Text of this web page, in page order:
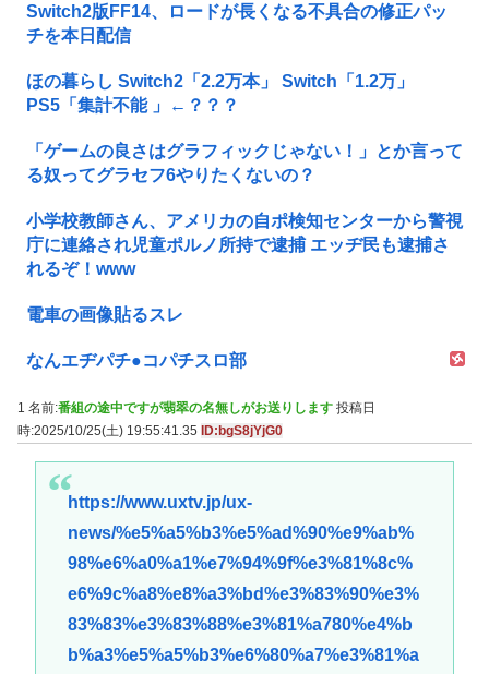
Switch2版FF14、ロードが長くなる不具合の修正パッ
チを本日配信
ほの暮らし Switch2「2.2万本」 Switch「1.2万」
PS5「集計不能 」←？？？
「ゲームの良さはグラフィックじゃない！」とか言って
る奴ってグラセフ6やりたくないの？
小学校教師さん、アメリカの自ポ検知センターから警視
庁に連絡され児童ポルノ所持で逮捕 エッヂ民も逮捕さ
れるぞ！www
電車の画像貼るスレ
なんエヂパチ●コパチスロ部
1 名前:番組の途中ですが翡翠の名無しがお送りします 投稿日
時:2025/10/25(土) 19:55:41.35
ID:bgS8jYjG0
https://www.uxtv.jp/ux-
news/%e5%a5%b3%e5%ad%90%e9%ab%
98%e6%a0%a1%e7%94%9f%e3%81%8c%
e6%9c%a8%e8%a3%bd%e3%83%90%e3%
83%83%e3%83%88%e3%81%a780%e4%b
b%a3%e5%a5%b3%e6%80%a7%e3%81%a